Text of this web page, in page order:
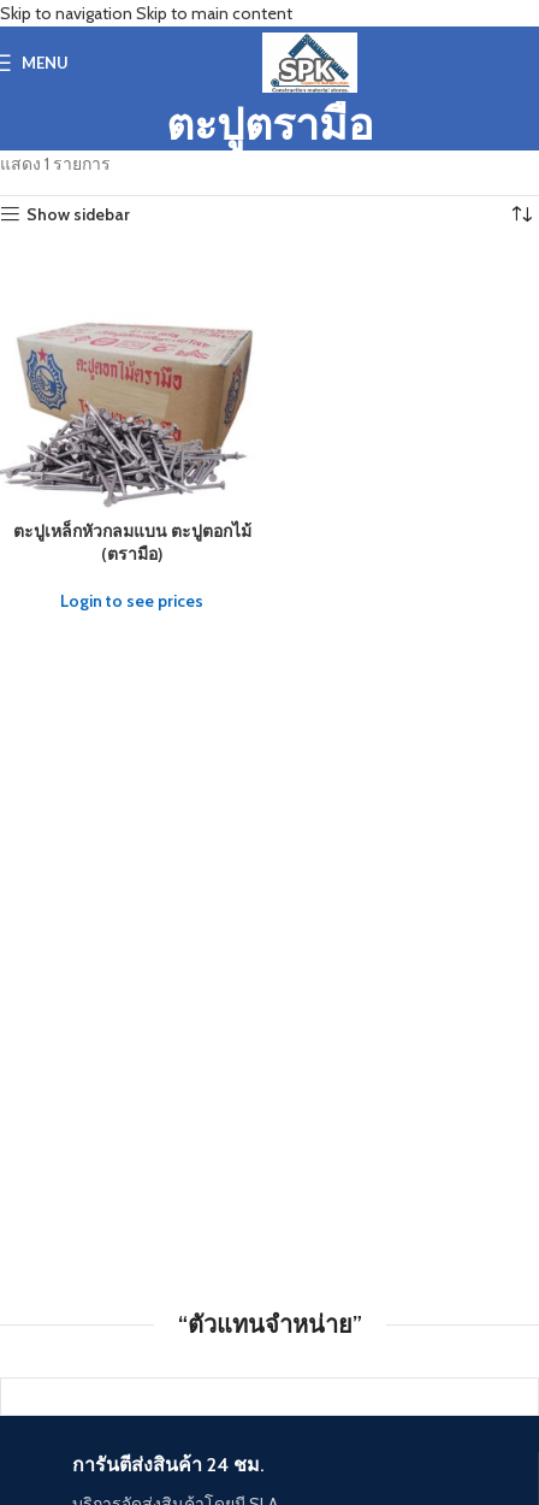
Skip to navigation Skip to main content
MENU
ตะปูตรามือ
แสดง 1 รายการ
Show sidebar
ตะปูเหล็กหัวกลมแบน ตะปูตอกไม้
(ตรามือ)
Login to see prices
“ตัวแทนจำหน่าย”
การันตีส่งสินค้า 24 ชม.